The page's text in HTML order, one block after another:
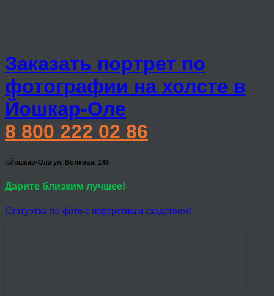
Заказать портрет по
фотографии на холсте в
Йошкар-Оле
8 800 222 02 86
г.Йошкар-Ола ул. Волкова, 149
Дарите близким лучшее!
Статуэтка по фото с портретным сходством!